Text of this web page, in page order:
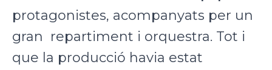
protagonistes, acompanyats per un
gran repartiment i orquestra. Tot i
que la producció havia estat